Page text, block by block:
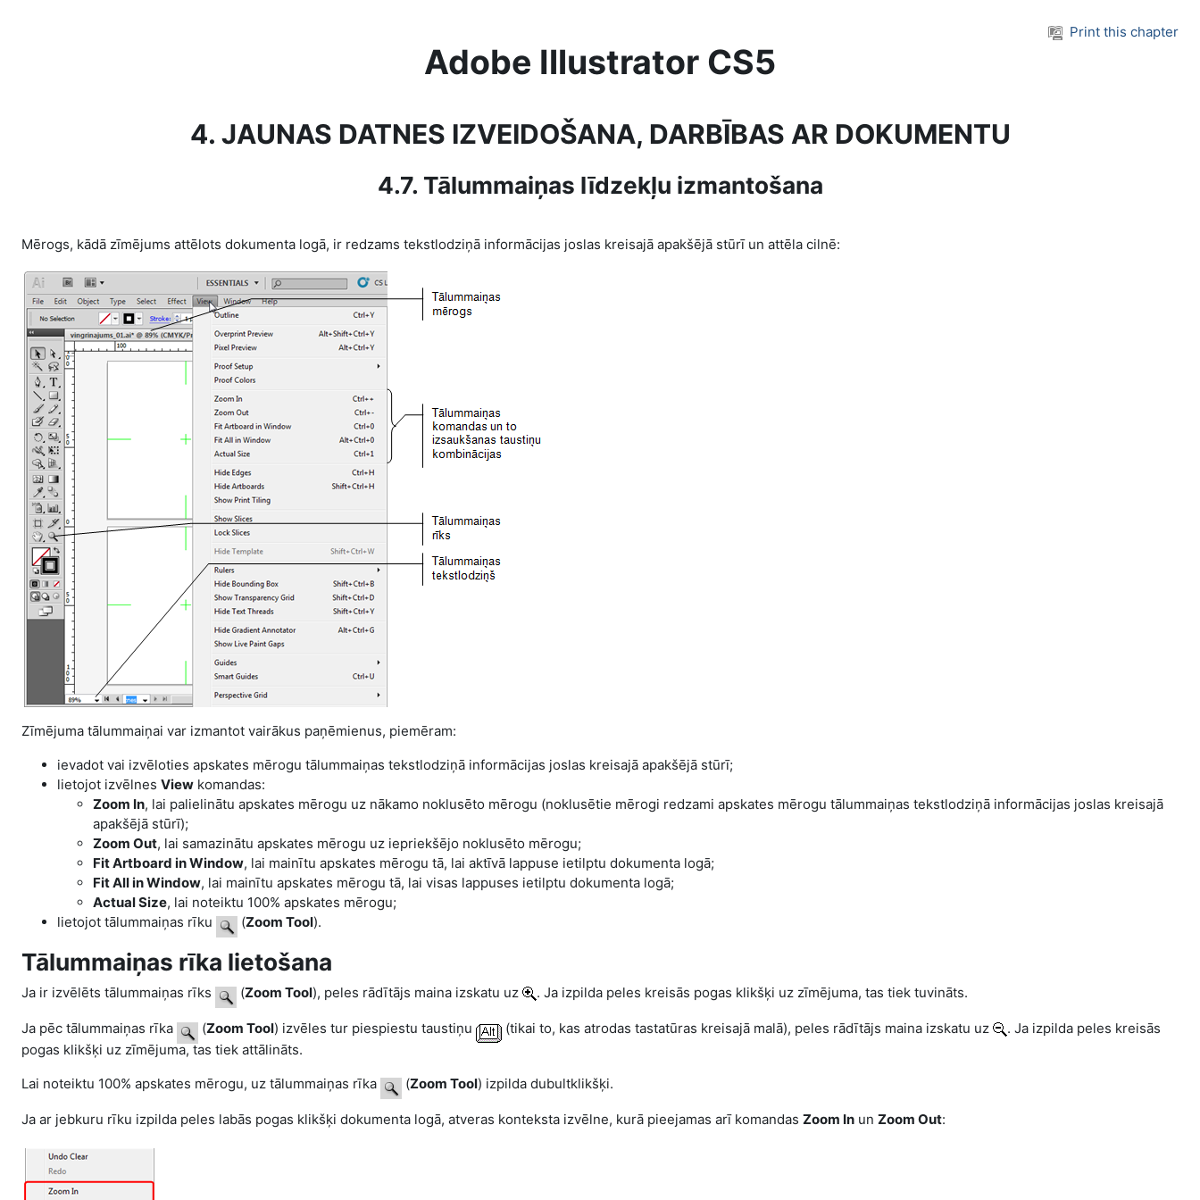
Print this chapter
Adobe Illustrator CS5
4. JAUNAS DATNES IZVEIDOŠANA, DARBĪBAS AR DOKUMENTU
4.7. Tālummaiņas līdzekļu izmantošana
Mērogs, kādā zīmējums attēlots dokumenta logā, ir redzams tekstlodziņā informācijas joslas kreisajā apakšējā stūrī un attēla cilnē:
Zīmējuma tālummaiņai var izmantot vairākus paņēmienus, piemēram:
ievadot vai izvēloties apskates mērogu tālummaiņas tekstlodziņā informācijas joslas kreisajā apakšējā stūrī;
lietojot izvēlnes View komandas:
Zoom In, lai palielinātu apskates mērogu uz nākamo noklusēto mērogu (noklusētie mērogi redzami apskates mērogu tālummaiņas tekstlodziņā informācijas joslas kreisajā
apakšējā stūrī);
Zoom Out, lai samazinātu apskates mērogu uz iepriekšējo noklusēto mērogu;
Fit Artboard in Window, lai mainītu apskates mērogu tā, lai aktīvā lappuse ietilptu dokumenta logā;
Fit All in Window, lai mainītu apskates mērogu tā, lai visas lappuses ietilptu dokumenta logā;
Actual Size, lai noteiktu 100% apskates mērogu;
lietojot tālummaiņas rīku
(Zoom Tool).
Tālummaiņas rīka lietošana
Ja ir izvēlēts tālummaiņas rīks (Zoom Tool), peles rādītājs maina izskatu uz . Ja izpilda peles kreisās pogas klikšķi uz zīmējuma, tas tiek tuvināts.
Ja pēc tālummaiņas rīka (Zoom Tool) izvēles tur piespiestu taustiņu (tikai to, kas atrodas tastatūras kreisajā malā), peles rādītājs maina izskatu uz
. Ja izpilda peles kreisās
pogas klikšķi uz zīmējuma, tas tiek attālināts.
Lai noteiktu 100% apskates mērogu, uz tālummaiņas rīka (Zoom Tool) izpilda dubultklikšķi.
Ja ar jebkuru rīku izpilda peles labās pogas klikšķi dokumenta logā, atveras konteksta izvēlne, kurā pieejamas arī komandas Zoom In un Zoom Out: